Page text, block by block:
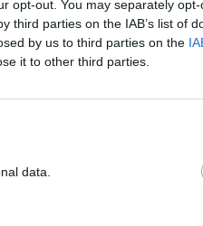
opt-out. You may separately
third parties on the IAB’s list of
by us to third parties on the
it to other third parties.
data.
ιστορικής
διεθνείς